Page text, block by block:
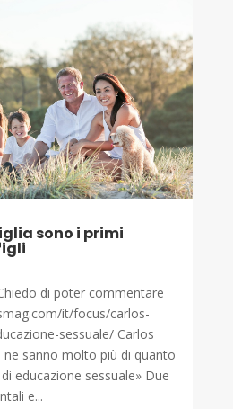
sono i primi
di poter commentare
it/focus/carlos-
sessuale/ Carlos
ne sanno molto più di quanto
educazione sessuale» Due
e...